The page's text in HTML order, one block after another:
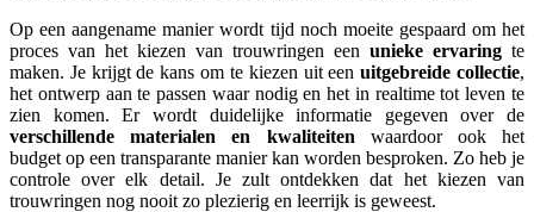
Op een aangename manier wordt tijd noch moeite gespaard om het
proces van het kiezen van trouwringen een unieke ervaring te
maken. Je krijgt de kans om te kiezen uit eenuitgebreide collectie,
het ontwerp aan te passen waar nodig en het in realtime tot leven te
zien komen. Er wordt duidelijke informatie gegeven over de
verschillende materialen en kwaliteiten waardoor ook het
budget op een transparante manier kan worden besproken. Zo heb je
controle over elk detail. Je zult ontdekken dat het kiezen van
trouwringen nog nooit zo plezierig en leerrijk is geweest.